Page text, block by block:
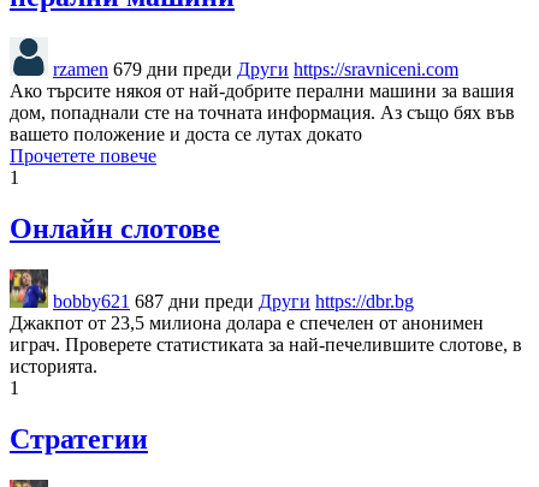
rzamen 679 дни преди Други https://sravniceni.com
Ако търсите някоя от най-добрите перални машини за вашия
дом, попаднали сте на точната информация. Аз също бях във
вашето положение и доста се лутах докато
Прочетете повече
1
Онлайн слотове
bobby621 687 дни преди Други https://dbr.bg
Джакпот от 23,5 милиона долара е спечелен от анонимен
играч. Проверете статистиката за най-печелившите слотове, в
историята.
1
Стратегии